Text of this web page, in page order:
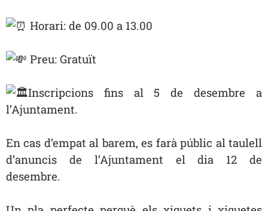
Horari: de 09.00 a 13.00
Preu: Gratuït
Inscripcions fins al 5 de desembre a
l’Ajuntament.
En cas d’empat al barem, es farà públic al taulell
d’anuncis de l’Ajuntament el dia 12 de
desembre.